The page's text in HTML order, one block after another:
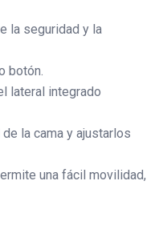
la seguridad y la
botón.
lateral integrado
la cama y ajustarlos
una fácil movilidad,